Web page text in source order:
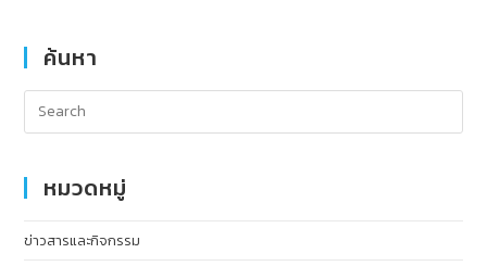
ค้นหา
หมวดหมู่
ข่าวสารและกิจกรรม